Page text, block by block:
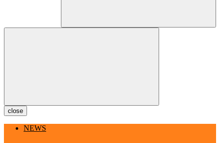
close
NEWS